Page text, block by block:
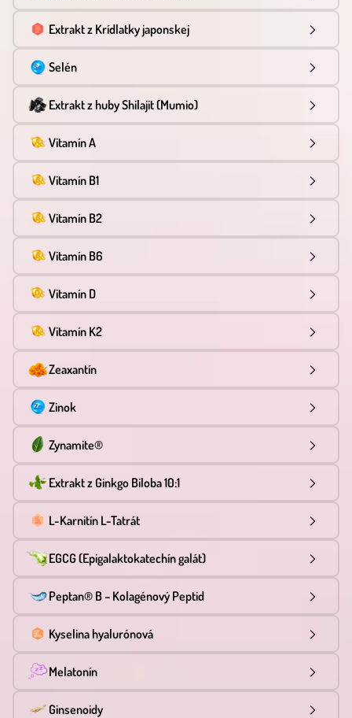
Extrakt z Krídlatky japonskej
Selén
Extrakt z huby Shilajit (Mumio)
Vitamín A
Vitamín B1
Vitamín B2
Vitamín B6
Vitamín D
Vitamín K2
Zeaxantín
Zinok
Zynamite®
Extrakt z Ginkgo Biloba 10:1
L-Karnitín L-Tatrát
EGCG (Epigalaktokatechín galát)
Peptan® B – Kolagénový Peptid
Kyselina hyalurónová
Melatonín
Ginsenoidy